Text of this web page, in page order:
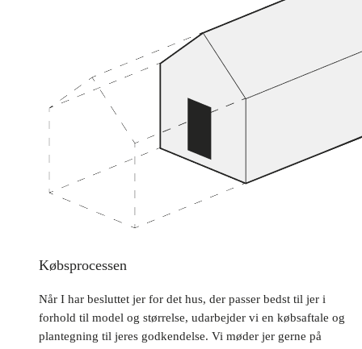
Købsprocessen
Når I har besluttet jer for det hus, der passer bedst til jer i
forhold til model og størrelse, udarbejder vi en købsaftale og
plantegning til jeres godkendelse. Vi møder jer gerne på